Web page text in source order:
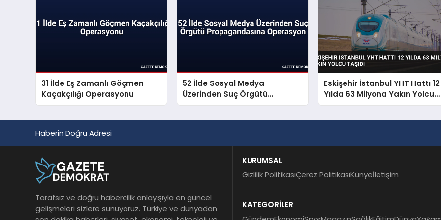
31 İlde Eş Zamanlı Göçmen
Kaçakçılığı Operasyonu
52 İlde Sosyal Medya
Üzerinden Suç Örgütü
Propagandasına Operasyon
Eskişehir İstanbul YHT Hattı 12
Yılda 63 Milyona Yakın Yolcu
Taşıdı
Haberin Doğru Adresi
Tarafsız ve doğru habercilik anlayışıyla en güncel
gelişmeleri sizlere sunuyoruz. Türkiye ve dünyadan
KURUMSAL
Gizlilik PolitikasıÇerez PolitikasıKünyeİletişim
KATEGORİLER